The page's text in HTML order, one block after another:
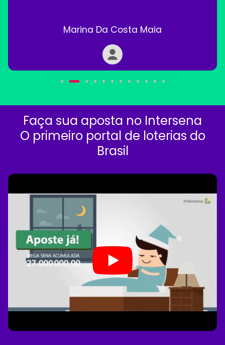
Marina Da Costa Maia
Faça sua aposta no Intersena
O primeiro portal de loterias do
Brasil